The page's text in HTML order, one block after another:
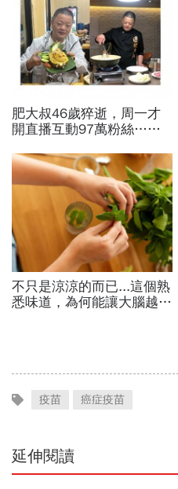
肥大叔46歲猝逝，周一才
開直播互動97萬粉絲…常
爆瘦有關？體重異常減輕9
警訊
不只是涼涼的而已...這個熟
悉味道，為何能讓大腦越聞
疫苗 癌症疫苗
延伸閱讀